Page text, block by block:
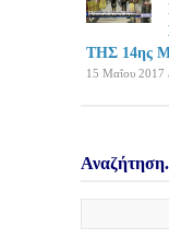
ΤΗΣ 14ης
15 Μαΐου 2017
Αναζήτηση.